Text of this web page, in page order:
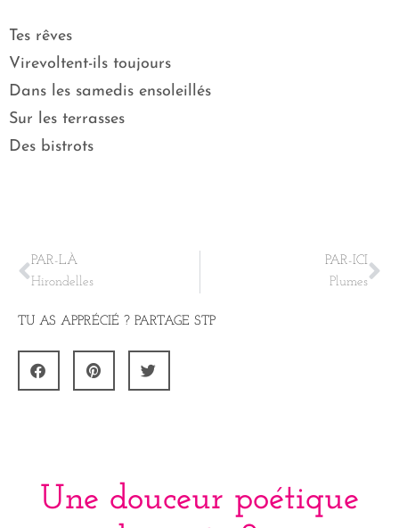
Tes rêves
Virevoltent-ils toujours
Dans les samedis ensoleillés
Sur les terrasses
Des bistrots
PAR-LÀ
Hirondelles
PAR-ICI
Plumes
TU AS APPRÉCIÉ ? PARTAGE STP
Une douceur poétique